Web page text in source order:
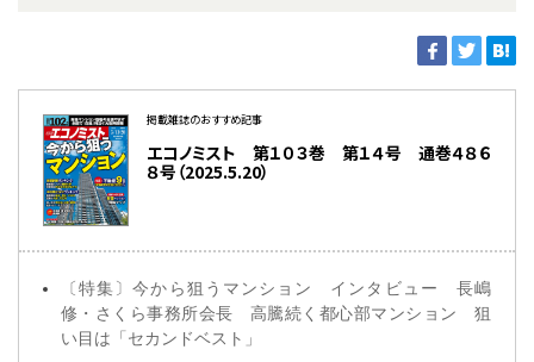
掲載雑誌のおすすめ記事
エコノミスト 第１０３巻 第１４号 通巻４８６
８号（2025.5.20）
〔特集〕今から狙うマンション インタビュー 長嶋
修・さくら事務所会長 高騰続く都心部マンション 狙
い目は「セカンドベスト」